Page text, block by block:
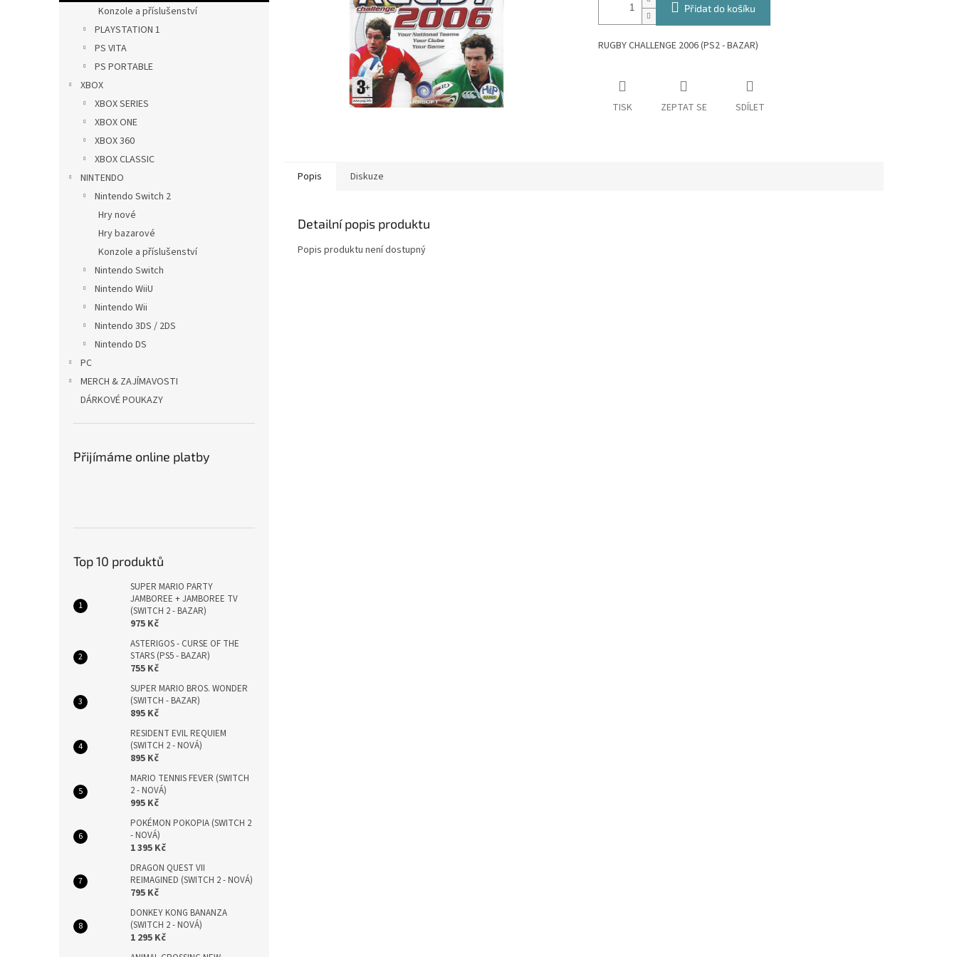
n
Konzole a příslušenství
PLAYSTATION 1
PS VITA
PS PORTABLE
XBOX
XBOX SERIES
XBOX ONE
XBOX 360
XBOX CLASSIC
NINTENDO
Nintendo Switch 2
Hry nové
Hry bazarové
Konzole a příslušenství
Nintendo Switch
Nintendo WiiU
Nintendo Wii
Nintendo 3DS / 2DS
Nintendo DS
PC
MERCH & ZAJÍMAVOSTI
DÁRKOVÉ POUKAZY
Přijímáme online platby
Top 10 produktů
SUPER MARIO PARTY
JAMBOREE + JAMBOREE TV
(SWITCH 2 - BAZAR)
975 Kč
ASTERIGOS - CURSE OF THE
STARS (PS5 - BAZAR)
755 Kč
SUPER MARIO BROS. WONDER
(SWITCH - BAZAR)
895 Kč
RESIDENT EVIL REQUIEM
(SWITCH 2 - NOVÁ)
895 Kč
MARIO TENNIS FEVER (SWITCH
2 - NOVÁ)
995 Kč
POKÉMON POKOPIA (SWITCH 2
- NOVÁ)
1 395 Kč
DRAGON QUEST VII
REIMAGINED (SWITCH 2 - NOVÁ)
795 Kč
DONKEY KONG BANANZA
(SWITCH 2 - NOVÁ)
1 295 Kč
Přidat do košíku
RUGBY CHALLENGE 2006 (PS2 - BAZAR)
TISK ZEPTAT SE SDÍLET
Popis Diskuze
Detailní popis produktu
Popis produktu není dostupný